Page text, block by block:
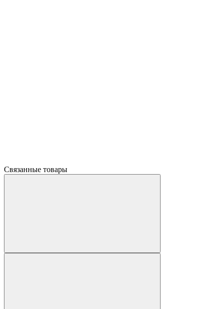
Связанные товары